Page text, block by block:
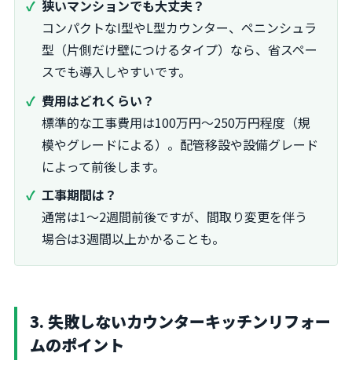
狭いマンションでも大丈夫？
コンパクトなI型やL型カウンター、ペニンシュラ
型（片側だけ壁につけるタイプ）なら、省スペー
スでも導入しやすいです。
費用はどれくらい？
標準的な工事費用は100万円〜250万円程度（規
模やグレードによる）。配管移設や設備グレード
によって前後します。
工事期間は？
通常は1〜2週間前後ですが、間取り変更を伴う
場合は3週間以上かかることも。
3. 失敗しないカウンターキッチンリフォー
ムのポイント